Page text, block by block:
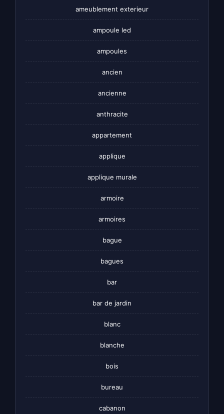
ameublement exterieur
ampoule led
ampoules
ancien
ancienne
anthracite
appartement
applique
applique murale
armoire
armoires
bague
bagues
bar
bar de jardin
blanc
blanche
bois
bureau
cabanon